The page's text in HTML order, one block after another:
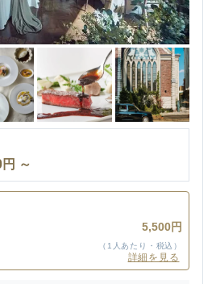
円 ～
5,500円
（1人あたり・税込）
詳細を見る